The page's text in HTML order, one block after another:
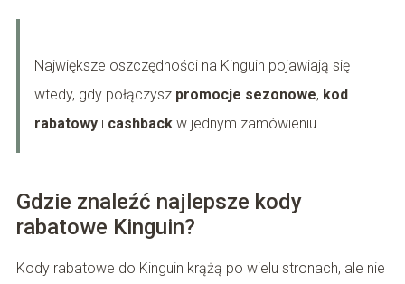
Największe oszczędności na Kinguin pojawiają się
wtedy, gdy połączysz promocje sezonowe, kod
rabatowyi cashbackw jednym zamówieniu.
Gdzie znaleźć najlepsze kody
rabatowe Kinguin?
Kody rabatowe do Kinguin krążą po wielu stronach, ale nie